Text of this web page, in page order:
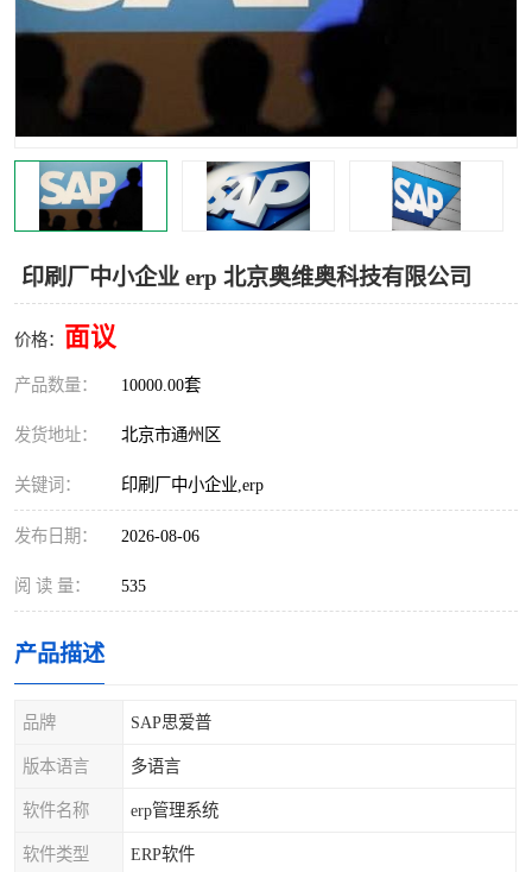
印刷厂中小企业 erp 北京奥维奥科技有限公司
价格： 面议
产品数量： 10000.00套
发货地址： 北京市通州区
关键词： 印刷厂中小企业,erp
发布日期： 2026-08-06
阅 读 量： 535
产品描述
品牌 SAP思爱普
版本语言 多语言
软件名称 erp管理系统
软件类型 ERP软件
皮具厂erp系统
食品厂erp系统 塑胶厂erp系统
玩具厂erp系统 五金厂erp系统
小工厂erp系统 印染厂erp系统